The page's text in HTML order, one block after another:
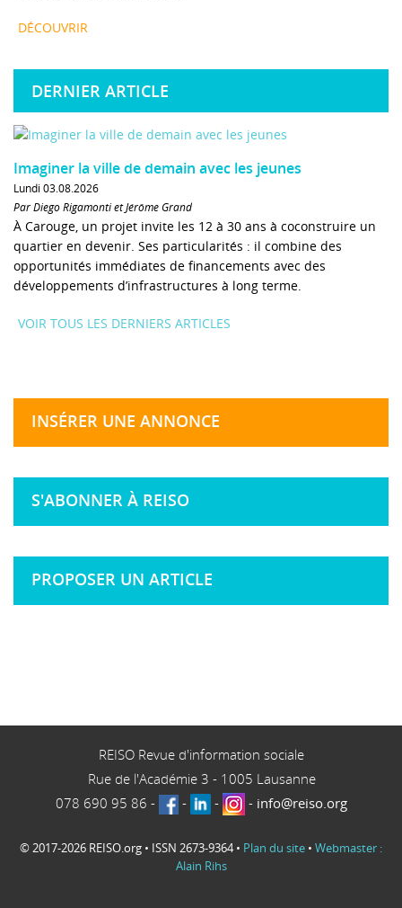
DÉCOUVRIR
DERNIER ARTICLE
Imaginer la ville de demain avec les jeunes
Lundi 03.08.2026
Par Diego Rigamonti et Jérôme Grand
À Carouge, un projet invite les 12 à 30 ans à coconstruire un
quartier en devenir. Ses particularités : il combine des
opportunités immédiates de financements avec des
développements d’infrastructures à long terme.
VOIR TOUS LES DERNIERS ARTICLES
INSÉRER UNE ANNONCE
S'ABONNER À REISO
PROPOSER UN ARTICLE
REISO Revue d'information sociale
Rue de l'Académie 3 - 1005 Lausanne
078 690 95 86 - - - - info@reiso.org
© 2017-2026 REISO.org • ISSN 2673-9364 • Plan du site • Webmaster :
Alain Rihs